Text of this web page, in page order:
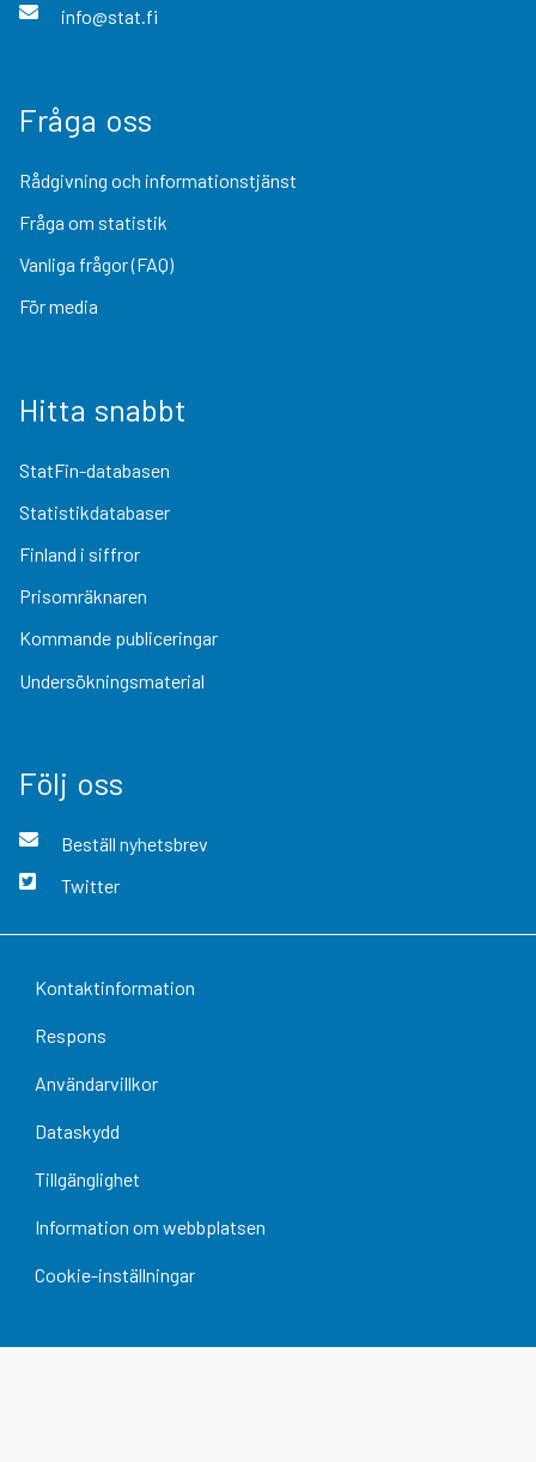
info@stat.fi
Fråga oss
Rådgivning och informationstjänst
Fråga om statistik
Vanliga frågor (FAQ)
För media
Hitta snabbt
StatFin-databasen
Statistikdatabaser
Finland i siffror
Prisomräknaren
Kommande publiceringar
Undersökningsmaterial
Följ oss
Beställ nyhetsbrev
Twitter
Kontaktinformation
Respons
Användarvillkor
Dataskydd
Tillgänglighet
Information om webbplatsen
Cookie-inställningar